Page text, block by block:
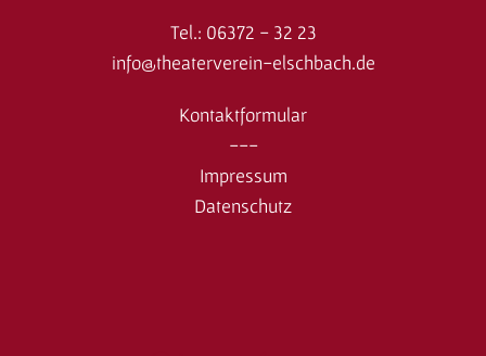
Tel.: 06372 - 32 23
info@theaterverein-elschbach.de
Kontaktformular
---
Impressum
Datenschutz